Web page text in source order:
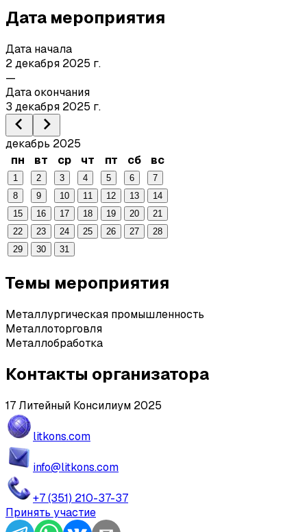
Дата мероприятия
Дата начала
2 декабря 2025 г.
—
Дата окончания
3 декабря 2025 г.
декабрь 2025
пн
вт ср чт пт сб вс
1 2 3 4 5 6
7
8
9 10 11 12 13
14
15
16 17 18 19 20
21
22
23 24 25 26 27
28
29
30 31
Темы мероприятия
Металлургическая промышленность
Металлоторговля
Металлобработка
Контакты организатора
17 Литейный Консилиум 2025
litkons.com
info@litkons.com
+7 (351) 210-37-37
Принять участие